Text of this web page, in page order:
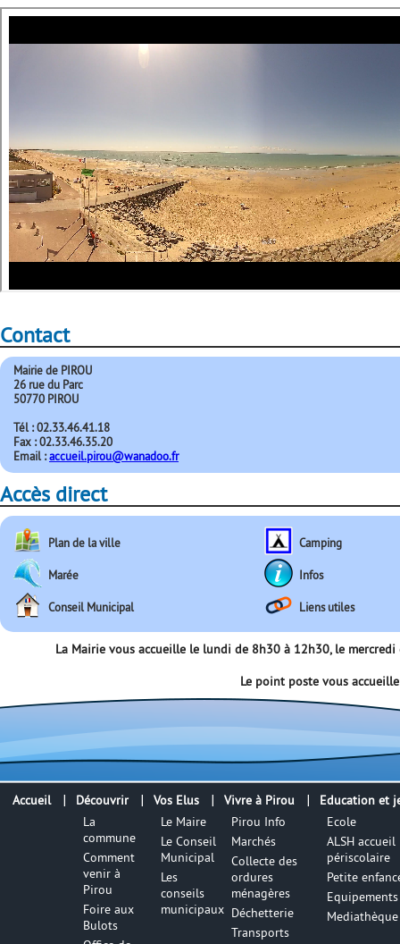
Contact
Mairie de PIROU
26 rue du Parc
50770 PIROU
Tél : 02.33.46.41.18
Fax : 02.33.46.35.20
Email :accueil.pirou@wanadoo.fr
Accès direct
Plan de la ville Camping
Marée Infos
Conseil Municipal Liens utiles
La Mairie vous accueille le lundi de 8h30 à 12h30, le
Le point poste vous
Accueil
Découvrir
La
commune
Comment
venir à
Pirou
Foire aux
Bulots
Vos Elus
Le Maire
Le Conseil
Municipal
Les
conseils
municipaux
Vivre à Pirou
Pirou Info
Marchés
Collecte des
ordures
ménagères
Déchetterie
Transports
Education et
Ecole
ALSH accueil
périscolaire
Petite
Mediathèque